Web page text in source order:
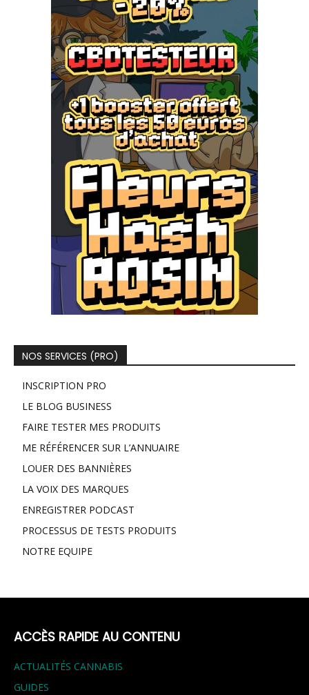
NOS SERVICES (PRO)
INSCRIPTION PRO
LE BLOG BUSINESS
FAIRE TESTER MES PRODUITS
ME RÉFÉRENCER SUR L’ANNUAIRE
LOUER DES BANNIÈRES
LA VOIX DES MARQUES
ENREGISTRER PODCAST
PROCESSUS DE TESTS PRODUITS
NOTRE EQUIPE
ACCÈS RAPIDE AU CONTENU
ACTUALITÉS CANNABIS
GUIDES